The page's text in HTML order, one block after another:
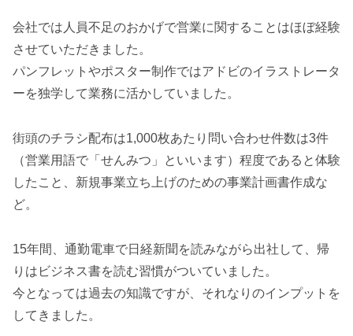
会社では人員不足のおかげで営業に関することはほぼ経験
させていただきました。
パンフレットやポスター制作ではアドビのイラストレータ
ーを独学して業務に活かしていました。
街頭のチラシ配布は1,000枚あたり問い合わせ件数は3件
（営業用語で「せんみつ」といいます）程度であると体験
したこと、新規事業立ち上げのための事業計画書作成な
ど。
15年間、通勤電車で日経新聞を読みながら出社して、帰
りはビジネス書を読む習慣がついていました。
今となっては過去の知識ですが、それなりのインプットを
してきました。